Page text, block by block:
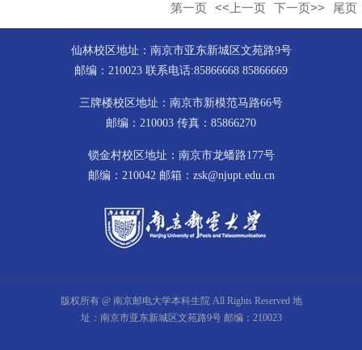
第一页 <<上一页 下一页>> 尾页
仙林校区地址：南京市亚东新城区文苑路9号
邮编：210023 联系电话:85866668 85866669
三牌楼校区地址：南京市新模范马路66号
邮编：210003 传真：85866270
锁金村校区地址：南京市龙蟠路177号
邮编：210042 邮箱：zsk@njupt.edu.cn
版权所有 @ 南京邮电大学本科生院 All Rights Reserved 地
址：南京市亚东新城区文苑路9号 邮编：210023